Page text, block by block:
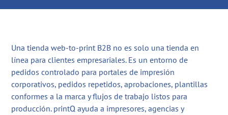
Una tienda web-to-print B2B no es solo una tienda en
línea para clientes empresariales. Es un entorno de
pedidos controlado para portales de impresión
corporativos, pedidos repetidos, aprobaciones, plantillas
conformes a la marca y flujos de trabajo listos para
producción. printQ ayuda a impresores, agencias y